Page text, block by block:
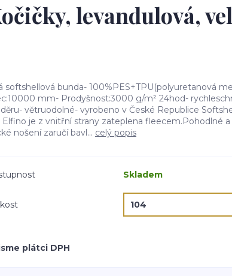
levandulová,
softshellová bunda- 100%PES+TPU(polyuretanová
mm- Prodyšnost:3000 g/m² 24hod-
větruodolné- vyrobeno v České Republice
Elfino je z vnitřní strany zateplena fleecem.Pohodlné a
nošení zaručí bavl... celý popis
Skladem
plátci DPH